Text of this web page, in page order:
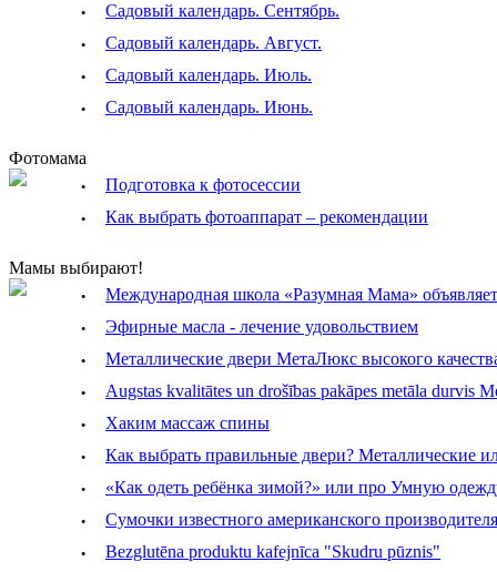
· Садовый календарь. Сентябрь.
· Садовый календарь. Август.
· Садовый календарь. Июль.
· Садовый календарь. Июнь.
Фотомама
· Подготовка к фотосессии
· Как выбрать фотоаппарат – рекомендации
Мамы выбирают!
· Международная школа «Разумная Мама»
· Эфирные масла - лечение удовольствием
· Металлические двери МетаЛюкс высокого
· Augstas kvalitātes un drošības pakāpes metāla durvis
· Хаким массаж спины
· Как выбрать правильные двери? Металлические
· «Как одеть ребёнка зимой?» или про Умную
· Сумочки известного американского
· Bezglutēna produktu kafejnīca "Skudru pūznis"